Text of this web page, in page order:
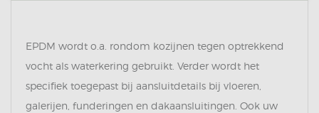
EPDM wordt o.a. rondom kozijnen tegen optrekkend
vocht als waterkering gebruikt. Verder wordt het
specifiek toegepast bij aansluitdetails bij vloeren,
galerijen, funderingen en dakaansluitingen. Ook uw